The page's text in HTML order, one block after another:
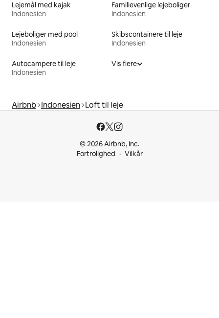
Lejemål med kajak
Indonesien
Familievenlige lejeboliger
Indonesien
Lejeboliger med pool
Indonesien
Skibscontainere til leje
Indonesien
Autocampere til leje
Indonesien
Vis flere
Airbnb Indonesien Loft til leje
© 2026 Airbnb, Inc.
Fortrolighed
Vilkår